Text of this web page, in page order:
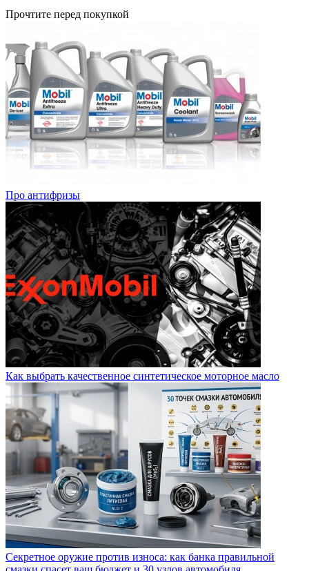
Прочтите перед покупкой
Про антифризы
Как выбрать качественное синтетическое моторное масло
Секретное оружие против износа: как банка правильной